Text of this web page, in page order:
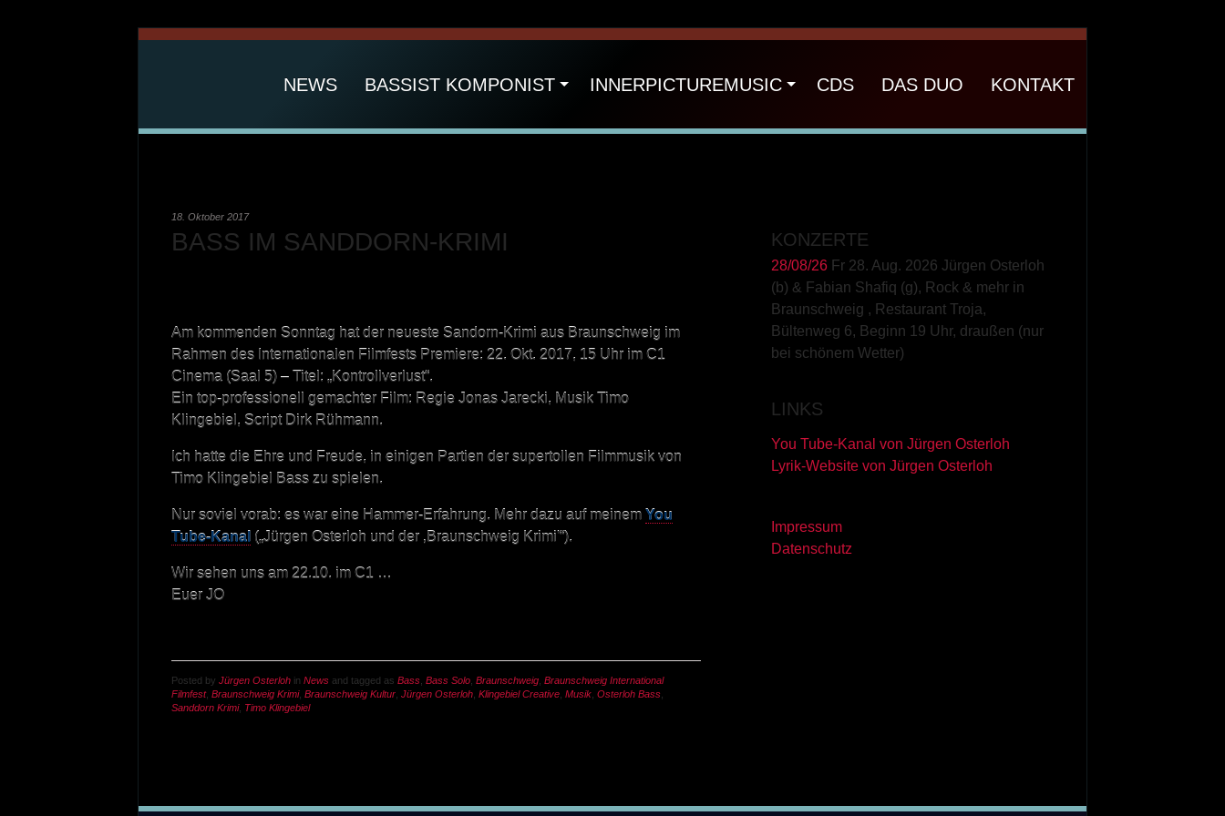
NEWS BASSIST KOMPONIST INNERPICTUREMUSIC CDS DAS DUO KONTAKT
18. Oktober 2017
BASS IM SANDDORN-KRIMI
Am kommenden Sonntag hat der neueste Sandorn-Krimi aus Braunschweig im
Rahmen des Internationalen Filmfests Premiere: 22. Okt. 2017, 15 Uhr im C1
Cinema (Saal 5) – Titel: „Kontrollverlust“.
Ein top-professionell gemachter Film: Regie Jonas Jarecki, Musik Timo
Klingebiel, Script Dirk Rühmann.
Ich hatte die Ehre und Freude, in einigen Partien der supertollen Filmmusik von
Timo Klingebiel Bass zu spielen.
Nur soviel vorab: es war eine Hammer-Erfahrung. Mehr dazu auf meinem You
Tube-Kanal („Jürgen Osterloh und der ‚Braunschweig Krimi'“).
Wir sehen uns am 22.10. im C1 …
Euer JO
Posted by Jürgen Osterloh in News and tagged as Bass Bass Solo Braunschweig Braunschweig International
Filmfest, Braunschweig Krimi, Braunschweig Kultur Jürgen Osterloh Klingebiel Creative Musik Osterloh Bass
Sanddorn Krimi, Timo Klingebiel
KONZERTE
28/08/26 Fr 28. Aug. 2026 Jürgen Osterloh
(b) & Fabian Shafiq (g), Rock & mehr in
Braunschweig , Restaurant Troja,
Bültenweg 6, Beginn 19 Uhr, draußen (nur
bei schönem Wetter)
LINKS
You Tube-Kanal von Jürgen Osterloh
Lyrik-Website von Jürgen Osterloh
Impressum
Datenschutz